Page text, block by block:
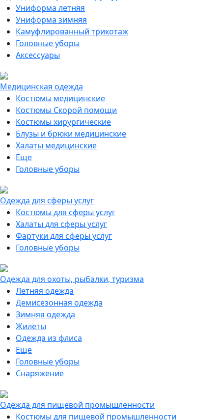
Униформа летняя
Униформа зимняя
Камуфлированный трикотаж
Головные уборы
Аксессуары
Медицинская одежда
Костюмы медицинские
Костюмы Скорой помощи
Костюмы хирургические
Блузы и брюки медицинские
Халаты медицинские
Еще
Головные уборы
Одежда для сферы услуг
Костюмы для сферы услуг
Халаты для сферы услуг
Фартуки для сферы услуг
Головные уборы
Одежда для охоты, рыбалки, туризма
Летняя одежда
Демисезонная одежда
Зимняя одежда
Жилеты
Одежда из флиса
Еще
Головные уборы
Снаряжение
Одежда для пищевой промышленности
Костюмы для пищевой промышленности